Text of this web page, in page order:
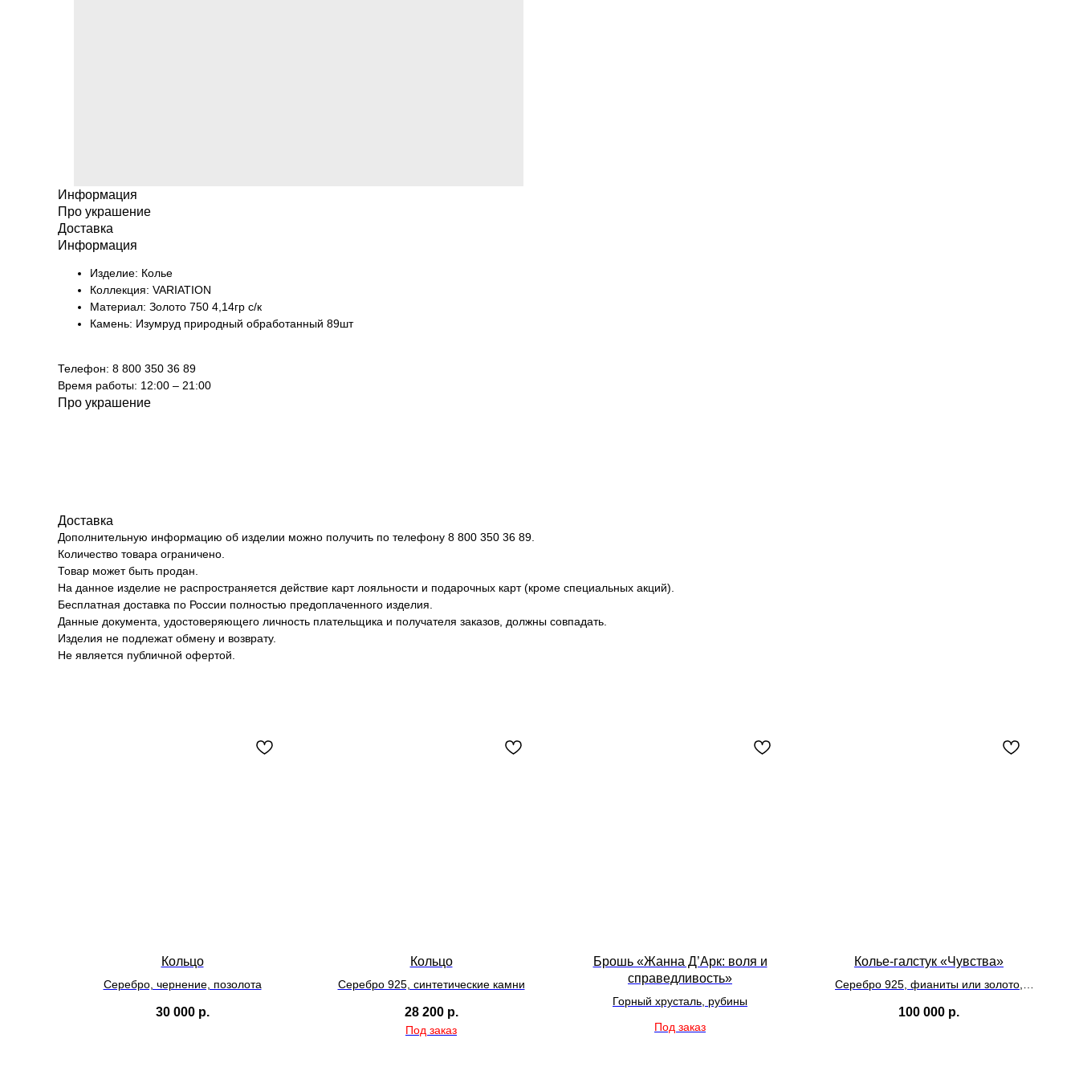
Информация
Про украшение
Доставка
Информация
Изделие: Колье
Коллекция: VARIATION
Материал: Золото 750 4,14гр с/к
Камень: Изумруд природный обработанный 89шт
Телефон: 8 800 350 36 89
Время работы: 12:00 – 21:00
Про украшение
Доставка
Дополнительную информацию об изделии можно получить по телефону 8 800 350 36 89.
Количество товара ограничено.
Товар может быть продан.
На данное изделие не распространяется действие карт лояльности и подарочных карт (кроме специальных акций).
Бесплатная доставка по России полностью предоплаченного изделия.
Данные документа, удостоверяющего личность плательщика и получателя заказов, должны совпадать.
Изделия не подлежат обмену и возврату.
Не является публичной офертой.
Кольцо
Серебро, чернение, позолота
30 000 р.
Кольцо
Серебро 925, синтетические камни
28 200 р.
Брошь «Жанна Д’Арк: воля и
справедливость»
Горный хрусталь, рубины
Колье-галстук «Чувства»
Серебро 925, фианиты или золото,
100 000 р.